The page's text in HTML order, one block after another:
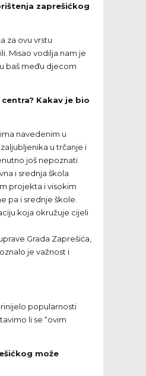
zaprešićkog
za ovu vrstu
Misao vodilja nam je
baš među djecom
Kakav je bio
navedenim u
u trčanje i
još nepoznati
i srednja škola
projekta i visokim
pa i srednje škole.
koja okružuje cijeli
Grada Zaprešića,
je važnost i
popularnosti
li se “ovim
može